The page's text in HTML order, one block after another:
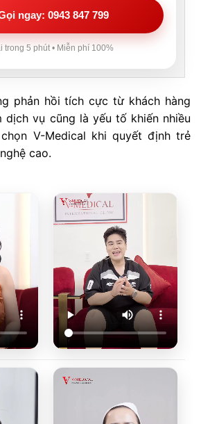
ngay: 0943 847 799
trong 5 phút • Miễn phí 100%
phản hồi tích cực từ khách hàng
dịch vụ cũng là yếu tố khiến nhiều
V-Medical khi quyết định trẻ
cao.